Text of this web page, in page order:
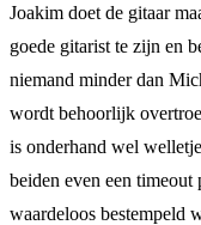
Joakim doet de gitaar
goede gitarist te zijn en
niemand minder dan
wordt behoorlijk
is onderhand wel
beiden even een timeout
waardeloos bestempeld